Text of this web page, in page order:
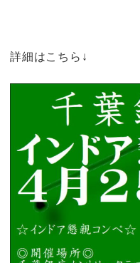
詳細はこちら↓